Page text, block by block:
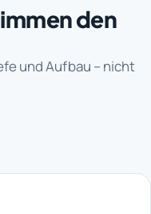
den
und Aufbau – nicht